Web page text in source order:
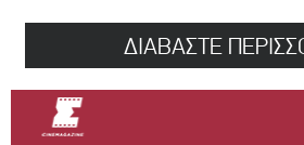
ΔΙΑΒΑΣΤΕ